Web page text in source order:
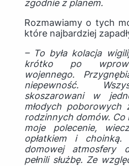
zgodnie z planem.
Rozmawiamy o tych
które najbardziej
– To była kolacja
krótko po
wojennego.
niepewność.
skoszarowani w
młodych
rodzinnych domów. Co
moje polecenie,
opłatkiem i choinką.
domowej atmosfery
pełnili służbę. Ze